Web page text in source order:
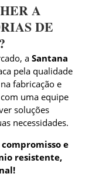
A
DE
a Santana
pela qualidade
fabricação e
uma equipe
soluções
necessidades.
e
resistente,